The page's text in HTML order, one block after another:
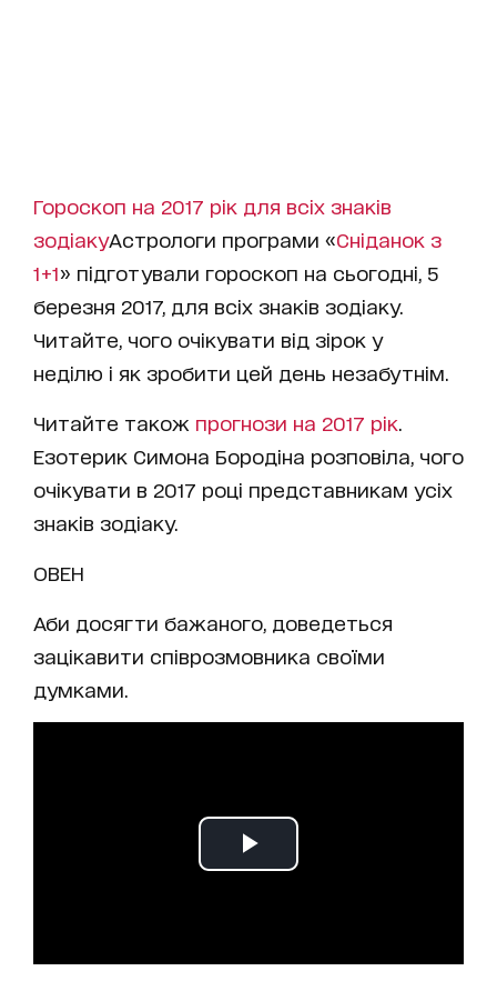
Гороскоп на 2017 рік для всіх знаків
зодіакуАстрологи програми «Сніданок з
1+1» підготували гороскоп на сьогодні, 5
березня 2017, для всіх знаків зодіаку.
Читайте, чого очікувати від зірок у
неділю і як зробити цей день незабутнім.
Читайте також прогнози на 2017 рік
Езотерик Симона Бородіна розповіла, чого
очікувати в 2017 році представникам усіх
знаків зодіаку.
ОВЕН
Аби досягти бажаного, доведеться
зацікавити співрозмовника своїми
думками.